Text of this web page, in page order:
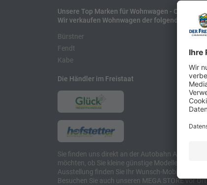
Unsere Top Marken für Wohnwagen - Caravans
Wir verkaufen Wohnwagen der folgenden
Bürstner
Fendt
Kabe
Die Händler im Freistaat
Sie finden uns direkt an der Autobahn A8
möchten, ob Sie kleine günstige Modelle
Ausstellung finden Sie Ihr Wunsch-Mobil und
Besuchen Sie auch unseren MEGA STORE vor